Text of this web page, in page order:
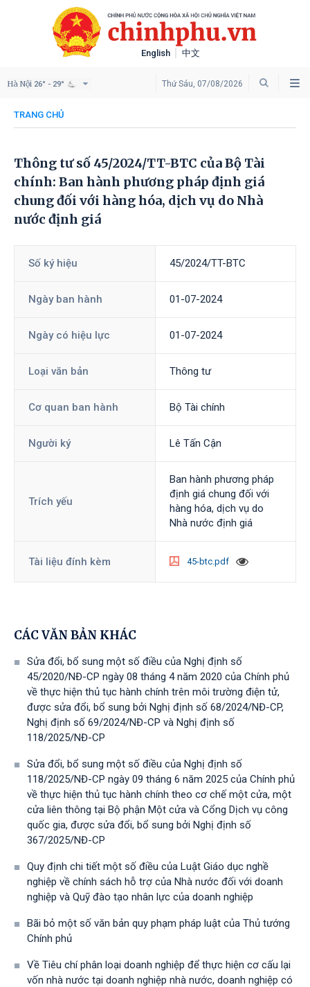
English 中文
Thứ Sáu, 07/08/2026
Hà Nội 26° - 29°
TRANG CHỦ
Thông tư số 45/2024/TT-BTC của Bộ Tài
chính: Ban hành phương pháp định giá
chung đối với hàng hóa, dịch vụ do Nhà
nước định giá
Số ký hiệu 45/2024/TT-BTC
Ngày ban hành 01-07-2024
Ngày có hiệu lực 01-07-2024
Loại văn bản Thông tư
Cơ quan ban hành Bộ Tài chính
Người ký Lê Tấn Cận
Trích yếu
Ban hành phương pháp
định giá chung đối với
hàng hóa, dịch vụ do
Nhà nước định giá
Tài liệu đính kèm 45-btc.pdf
CÁC VĂN BẢN KHÁC
Sửa đổi, bổ sung một số điều của Nghị định số
45/2020/NĐ-CP ngày 08 tháng 4 năm 2020 của Chính phủ
về thực hiện thủ tục hành chính trên môi trường điện tử,
được sửa đổi, bổ sung bởi Nghị định số 68/2024/NĐ-CP,
Nghị định số 69/2024/NĐ-CP và Nghị định số
118/2025/NĐ-СР
Sửa đổi, bổ sung một số điều của Nghị định số
118/2025/NĐ-CP ngày 09 tháng 6 năm 2025 của Chính phủ
về thực hiện thủ tục hành chính theo cơ chế một cửa, một
cửa liên thông tại Bộ phận Một cửa và Cổng Dịch vụ công
quốc gia, được sửa đổi, bổ sung bởi Nghị định số
367/2025/NĐ-СР
Quy định chi tiết một số điều của Luật Giáo dục nghề
nghiệp về chính sách hỗ trợ của Nhà nước đối với doanh
nghiệp và Quỹ đào tạo nhân lực của doanh nghiệp
Bãi bỏ một số văn bản quy phạm pháp luật của Thủ tướng
Chính phủ
Về Tiêu chí phân loại doanh nghiệp để thực hiện cơ cấu lại
vốn nhà nước tại doanh nghiệp nhà nước, doanh nghiệp có